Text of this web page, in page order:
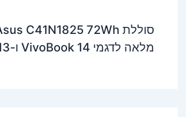
מלאה לדגמי VivoBook 14 ו-ADOL13